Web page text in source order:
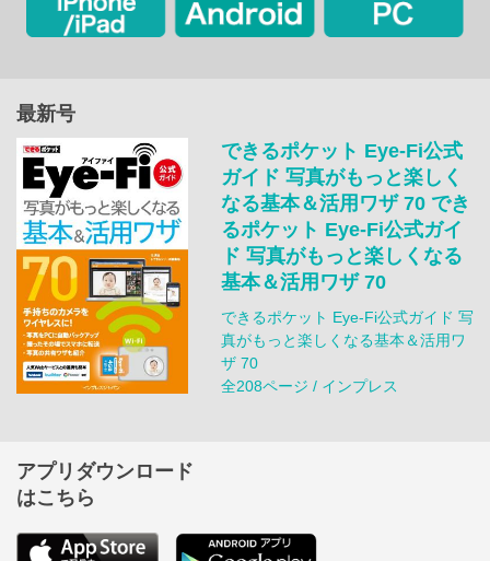
最新号
できるポケット Eye-Fi公式
ガイド 写真がもっと楽しく
なる基本＆活用ワザ 70 でき
るポケット Eye-Fi公式ガイ
ド 写真がもっと楽しくなる
基本＆活用ワザ 70
できるポケット Eye-Fi公式ガイド 写
真がもっと楽しくなる基本＆活用ワ
ザ 70
全208ページ / インプレス
アプリダウンロード
はこちら